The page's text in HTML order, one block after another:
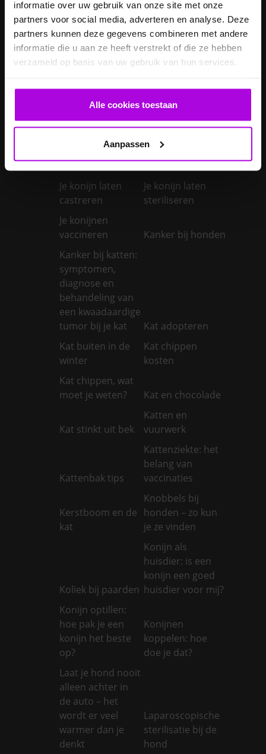
informatie over uw gebruik van onze site met onze
partners voor social media, adverteren en analyse. Deze
partners kunnen deze gegevens combineren met andere
informatie die u aan ze heeft verstrekt of die ze hebben
verzameld op basis van uw gebruik van hun services.
Alle cookies toestaan
Aanpassen
Inentingen hond honden?
Je cavia verzorgen
Je hond heeft
diarree
Je hond wordt
kan je
verwachten?
Je kat naar een
pension brengen
Je kat wordt
verwachten?
Je kater laten
castreren
Je konijn laten
castreren
Je konijn laten
steriliseren
Je konijnen
vaccineren
Kanker bij honden
Kanker bij katten:
symptomen,
diagnose en
behandeling van
een kwaadaardige
tumor bij je kat
Kat adopteren
Kat buiten in de
winter
Kat chippen
kosten
Kat chippen, wat
moet je weten?
Kat en chocolade
Kat stinkt uit bek
Katten en
vuurwerk
Kattenbak tips
Kattenziekte: het
belang van
vaccinaties
Kerstboom en de
kat
Knobbels bij
honden – zo kun
je ze vinden
Koliek bij paarden
Konijn als
huisdier: is een
konijn een goed
huisdier voor mij?
Konijn optillen:
hoe pak je een
konijn het beste
op?
Konijnen
koppelen: hoe
doe je dat?
Laat je hond nooit
alleen achter in
de auto – het
wordt er veel
warmer dan je
denkt
Laparoscopische
sterilisatie bij de
hond